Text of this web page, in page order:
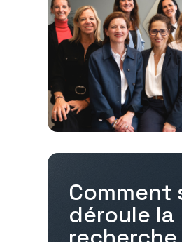
Comment
déroule la